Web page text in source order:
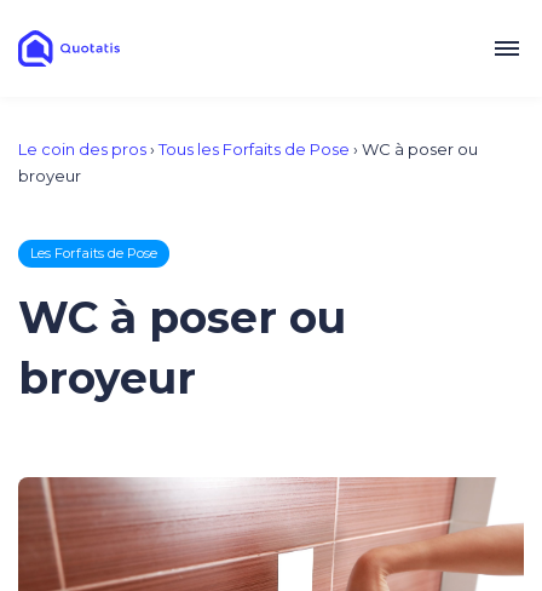
Le coin des pros›Tous les Forfaits de Pose › WC à poser ou
broyeur
Les Forfaits de Pose
WC à poser ou
broyeur